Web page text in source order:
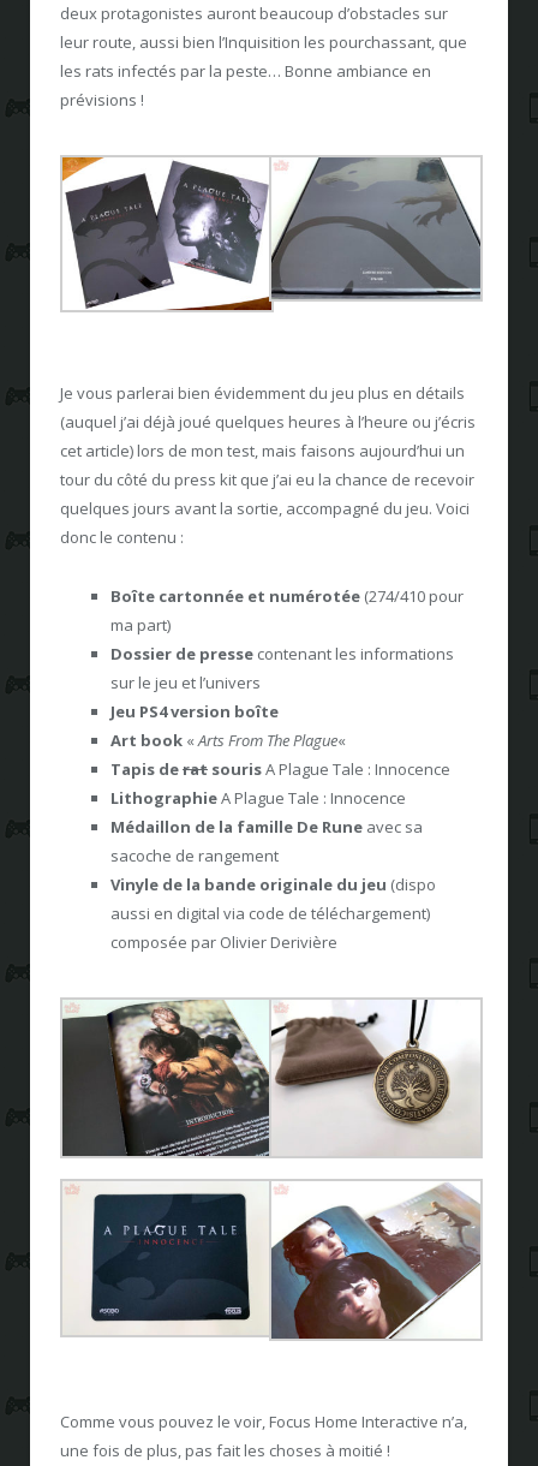
deux protagonistes auront beaucoup d’obstacles sur
leur route, aussi bien l’Inquisition les pourchassant, que
les rats infectés par la peste… Bonne ambiance en
prévisions !
Je vous parlerai bien évidemment du jeu plus en détails
(auquel j’ai déjà joué quelques heures à l’heure ou j’écris
cet article) lors de mon test, mais faisons aujourd’hui un
tour du côté du press kit que j’ai eu la chance de recevoir
quelques jours avant la sortie, accompagné du jeu. Voici
donc le contenu :
Boîte cartonnée et numérotée (274/410 pour
ma part)
Dossier de presse contenant les informations
sur le jeu et l’univers
Jeu PS4 version boîte
Art book «Arts From The Plague«
Tapis derat sourisA Plague Tale : Innocence
LithographieA Plague Tale : Innocence
Médaillon de la famille De Rune avec sa
sacoche de rangement
Vinyle de la bande originale du jeu (dispo
aussi en digital via code de téléchargement)
composée par Olivier Derivière
Comme vous pouvez le voir, Focus Home Interactive n’a,
une fois de plus, pas fait les choses à moitié !